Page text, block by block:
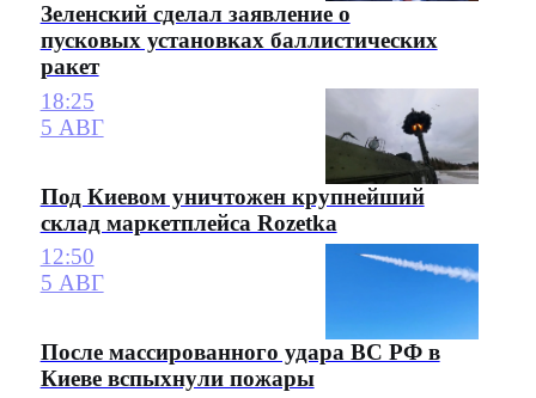
Зеленский сделал заявление о
пусковых установках баллистических
ракет
18:25
5 АВГ
Под Киевом уничтожен крупнейший
склад маркетплейса Rozetka
12:50
5 АВГ
После массированного удара ВС РФ в
Киеве вспыхнули пожары